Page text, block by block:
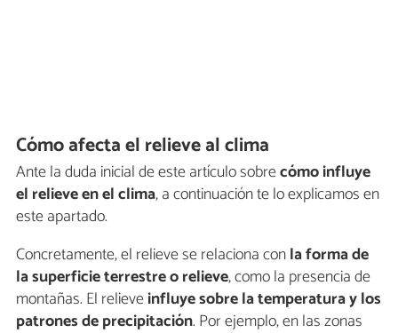
Cómo afecta el relieve al clima
Ante la duda inicial de este artículo sobrecómo influye
el relieve en el clima, a continuación te lo explicamos en
este apartado.
Concretamente, el relieve se relaciona conla forma de
la superficie terrestre o relieve, como la presencia de
montañas. El relieveinfluye sobre la temperatura y los
patrones de precipitación. Por ejemplo, en las zonas